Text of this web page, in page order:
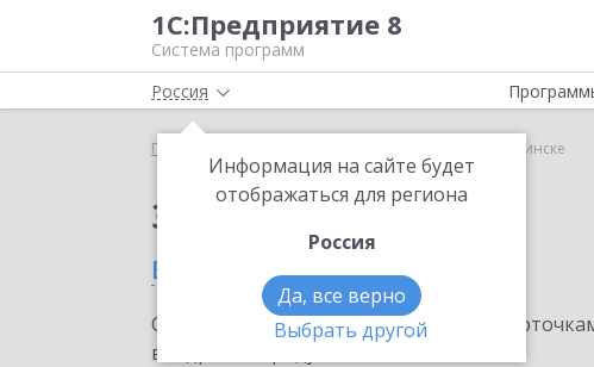
1С:Предприятие 8
Система программ
Россия
Информация на сайте будет
отображаться для региона
Россия
Да, все верно
Выбрать другой
Главная Bidzaar в Заринске
Заказать Bidzaar
в Заринске
Ознакомьтесь с информационными
внедрение продукта.